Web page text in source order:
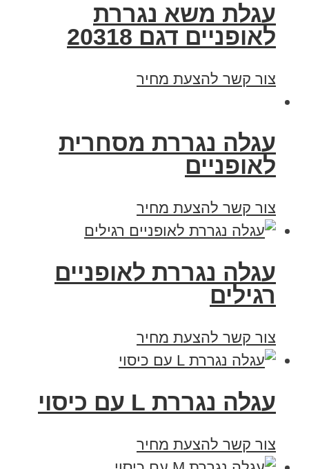
עגלת משא נגררת
לאופניים דגם 20318
צור קשר להצעת מחיר
עגלה נגררת מסחרית
לאופניים
צור קשר להצעת מחיר
עגלה נגררת לאופניים
רגילים
צור קשר להצעת מחיר
עגלה נגררת L עם כיסוי
צור קשר להצעת מחיר